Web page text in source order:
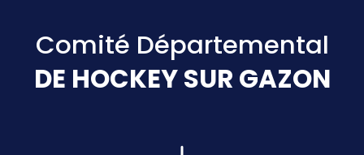
Comité Départemental
DE HOCKEY SUR GAZON